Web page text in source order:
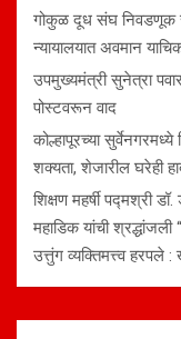
गोकुळ दूध संघ निवडणूक
न्यायालयात अवमान
उपमुख्यमंत्री सुनेत्रा
पोस्टवरून वाद
कोल्हापूरच्या
शक्यता, शेजारील घरेही
शिक्षण महर्षी पद्मश्री
महाडिक यांची श्रद्धांजली
उत्तुंग व्यक्तिमत्त्व हरपले